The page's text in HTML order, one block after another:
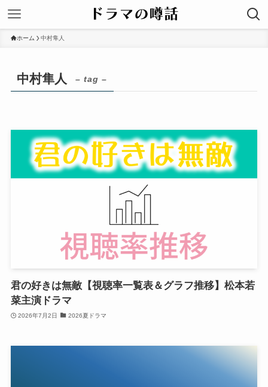
ホーム 中村隼人
中村隼人 – tag –
君の好きは無敵【視聴率一覧表＆グラフ推移】松本若
菜主演ドラマ
2026年7月2日 2026夏ドラマ